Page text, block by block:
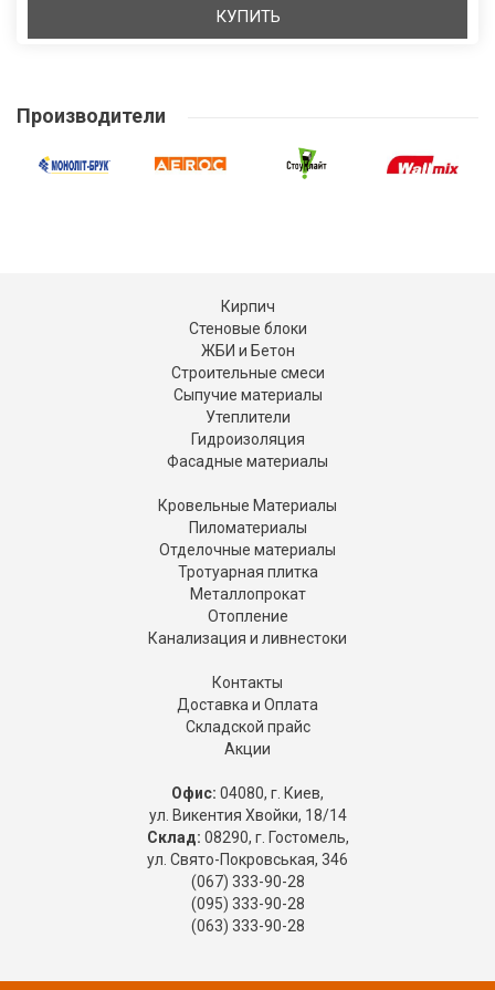
КУПИТЬ
Производители
Кирпич
Стеновые блоки
ЖБИ и Бетон
Строительные смеси
Сыпучие материалы
Утеплители
Гидроизоляция
Фасадные материалы
Кровельные Материалы
Пиломатериалы
Отделочные материалы
Тротуарная плитка
Металлопрокат
Отопление
Канализация и ливнестоки
Контакты
Доставка и Оплата
Складской прайс
Акции
Офис: 04080, г. Киев,
ул. Викентия Хвойки, 18/14
Склад: 08290, г. Гостомель,
ул. Свято-Покровськая, 346
(067) 333-90-28
(095) 333-90-28
(063) 333-90-28